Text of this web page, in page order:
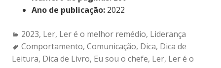
Ano de publicação:2022
Categories:
2023, Ler, Ler é o melhor remédio, Liderança
Tags:
Comportamento, Comunicação, Dica, Dica de
Leitura, Dica de Livro, Eu sou o chefe, Ler, Ler é o